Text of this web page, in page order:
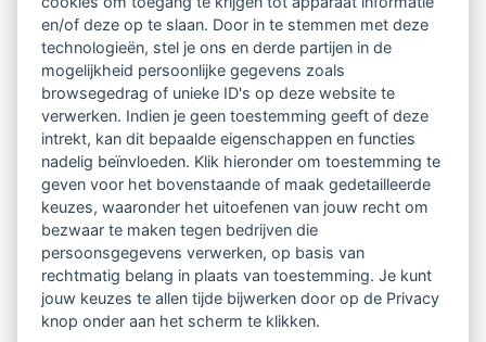
regio's
Vindbaar voor opdrachtgevers
Tijdschrift voor
Begeleidingskunde & kennisbank
Beroepsregistratie (LVSC keurmerk)
Lid worden van LVSC
en/of deze op te slaan. Door in te stemmen met deze
technologieën, stel je ons en derde partijen in de
mogelijkheid persoonlijke gegevens zoals
browsegedrag of unieke ID's op deze website te
verwerken. Indien je geen toestemming geeft of deze
intrekt, kan dit bepaalde eigenschappen en functies
nadelig beïnvloeden. Klik hieronder om toestemming te
geven voor het bovenstaande of maak gedetailleerde
keuzes, waaronder het uitoefenen van jouw recht om
bezwaar te maken tegen bedrijven die
persoonsgegevens verwerken, op basis van
rechtmatig belang in plaats van toestemming. Je kunt
jouw keuzes te allen tijde bijwerken door op de Privacy
knop onder aan het scherm te klikken.